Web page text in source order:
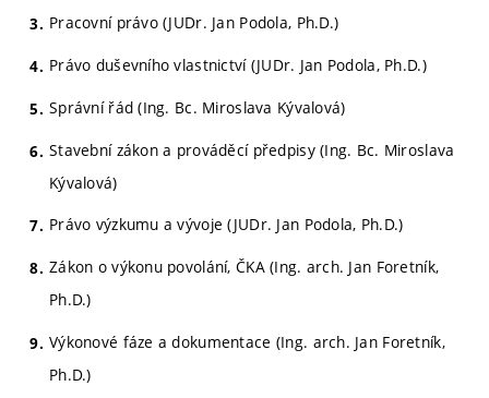
Pracovní právo (JUDr. Jan Podola, Ph.D.)
Právo duševního vlastnictví (JUDr. Jan Podola, Ph.D.)
Správní řád (Ing. Bc. Miroslava Kývalová)
Stavební zákon a prováděcí předpisy (Ing. Bc. Miroslava
Kývalová)
Právo výzkumu a vývoje (JUDr. Jan Podola, Ph.D.)
Zákon o výkonu povolání, ČKA (Ing. arch. Jan Foretník,
Ph.D.)
Výkonové fáze a dokumentace (Ing. arch. Jan Foretník,
Ph.D.)